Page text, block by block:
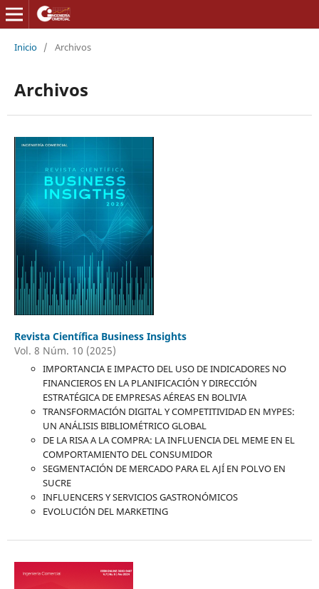
Inicio / Archivos
Archivos
Revista Científica Business Insights
Vol. 8 Núm. 10 (2025)
IMPORTANCIA E IMPACTO DEL USO DE INDICADORES NO
FINANCIEROS EN LA PLANIFICACIÓN Y DIRECCIÓN
ESTRATÉGICA DE EMPRESAS AÉREAS EN BOLIVIA
TRANSFORMACIÓN DIGITAL Y COMPETITIVIDAD EN MYPES:
UN ANÁLISIS BIBLIOMÉTRICO GLOBAL
DE LA RISA A LA COMPRA: LA INFLUENCIA DEL MEME EN EL
COMPORTAMIENTO DEL CONSUMIDOR
SEGMENTACIÓN DE MERCADO PARA EL AJÍ EN POLVO EN
SUCRE
INFLUENCERS Y SERVICIOS GASTRONÓMICOS
EVOLUCIÓN DEL MARKETING